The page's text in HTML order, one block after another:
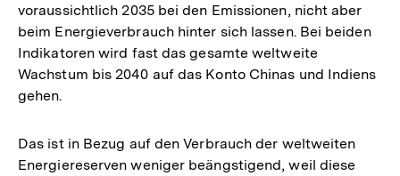
Fußnote
voraussichtlich 2035 bei den Emissionen, nicht aber
beim Energieverbrauch hinter sich lassen. Bei beiden
Indikatoren wird fast das gesamte weltweite
Wachstum bis 2040 auf das Konto Chinas und Indiens
gehen.
Das ist in Bezug auf den Verbrauch der weltweiten
Energiereserven weniger beängstigend, weil diese